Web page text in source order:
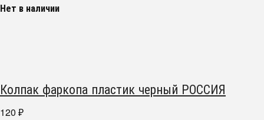
Нет в наличии
Колпак фаркопа пластик черный РОССИЯ
120 ₽